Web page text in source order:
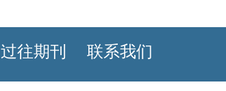
过往期刊 联系我们